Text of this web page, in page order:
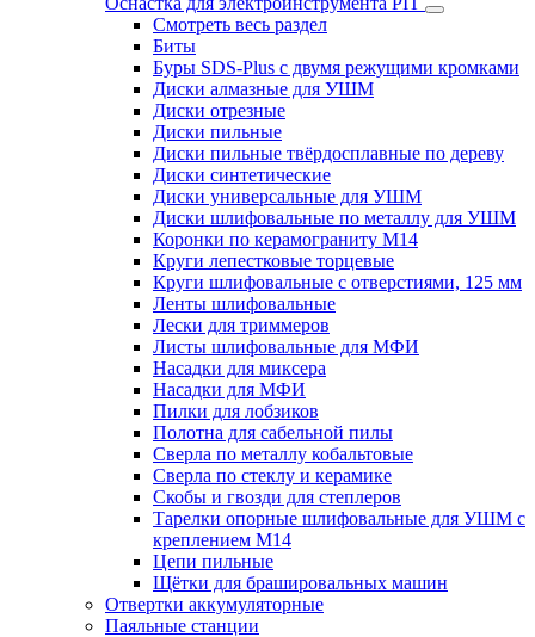
Смотреть весь раздел
Биты
Буры SDS-Plus c двумя режущими кромками
Диски алмазные для УШМ
Диски отрезные
Диски пильные
Диски пильные твёрдосплавные по дереву
Диски синтетические
Диски универсальные для УШМ
Диски шлифовальные по металлу для УШМ
Коронки по керамограниту M14
Круги лепестковые торцевые
Круги шлифовальные с отверстиями, 125 мм
Ленты шлифовальные
Лески для триммеров
Листы шлифовальные для МФИ
Насадки для миксера
Насадки для МФИ
Пилки для лобзиков
Полотна для сабельной пилы
Сверла по металлу кобальтовые
Сверла по стеклу и керамике
Скобы и гвозди для степлеров
Тарелки опорные шлифовальные для УШМ с
креплением М14
Цепи пильные
Щётки для брашировальных машин
Отвертки аккумуляторные
Паяльные станции